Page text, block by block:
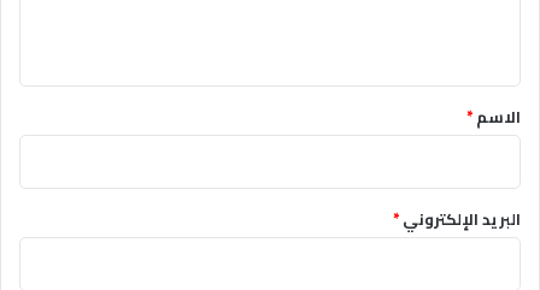
*الاسم*
البريد الإلكتروني*